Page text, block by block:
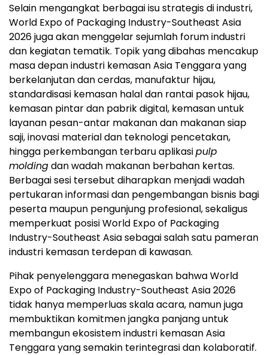
Selain mengangkat berbagai isu strategis di industri,
World Expo of Packaging Industry-Southeast Asia
2026 juga akan menggelar sejumlah forum industri
dan kegiatan tematik. Topik yang dibahas mencakup
masa depan industri kemasan Asia Tenggara yang
berkelanjutan dan cerdas, manufaktur hijau,
standardisasi kemasan halal dan rantai pasok hijau,
kemasan pintar dan pabrik digital, kemasan untuk
layanan pesan-antar makanan dan makanan siap
saji, inovasi material dan teknologi pencetakan,
hingga perkembangan terbaru aplikasipulp
moldingdan wadah makanan berbahan kertas.
Berbagai sesi tersebut diharapkan menjadi wadah
pertukaran informasi dan pengembangan bisnis bagi
peserta maupun pengunjung profesional, sekaligus
memperkuat posisi World Expo of Packaging
Industry-Southeast Asia sebagai salah satu pameran
industri kemasan terdepan di kawasan.
Pihak penyelenggara menegaskan bahwa World
Expo of Packaging Industry-Southeast Asia 2026
tidak hanya memperluas skala acara, namun juga
membuktikan komitmen jangka panjang untuk
membangun ekosistem industri kemasan Asia
Tenggara yang semakin terintegrasi dan kolaboratif.